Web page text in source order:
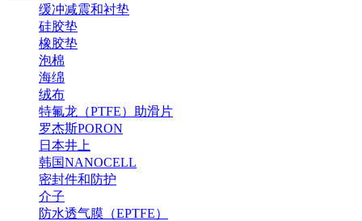
缓冲减震和衬垫
硅胶垫
橡胶垫
泡棉
海绵
绒布
特氟龙（PTFE）助滑片
罗杰斯PORON
日本井上
韩国NANOCELL
密封件和防护
介子
防水透气膜（EPTFE）